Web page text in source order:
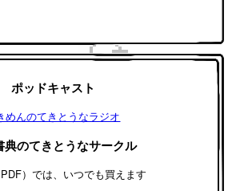
ポッドキャスト
めんのてきとうなラジオ
典のてきとうなサークル
）では、いつでも買えます